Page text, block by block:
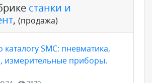
станки и
, (продажа)
SMC: пневматика,
измерительные приборы.